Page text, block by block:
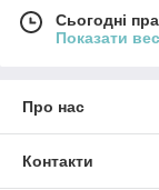
Сьогодні
Показати
Про нас
Контакти